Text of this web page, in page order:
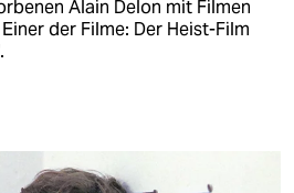
Alain Delon mit Filmen
der Filme: Der Heist-Film